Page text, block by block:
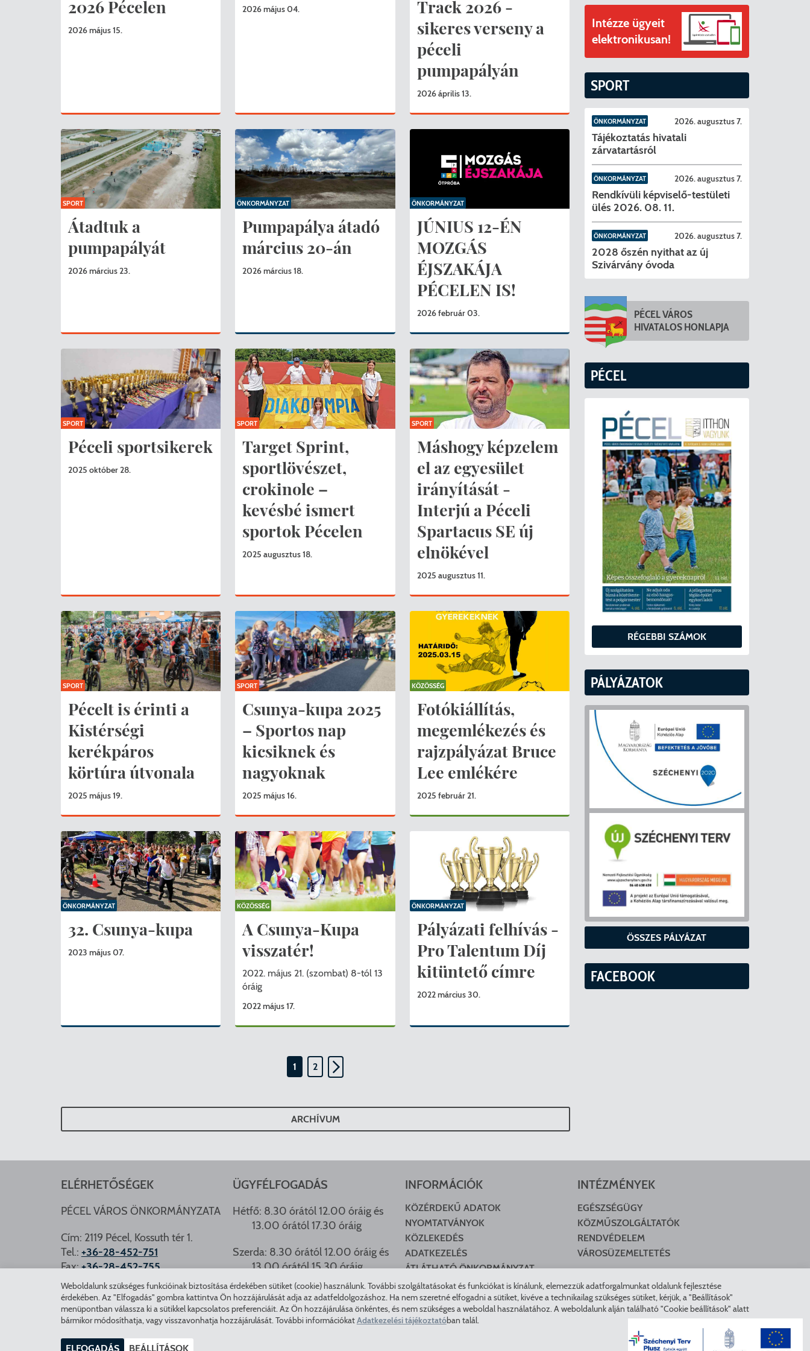
Komplex csapadékvíz-elvezetés korszerűsítése Pécelen II. ütem
Pécel Város Önkormányzata 250 000 000 Ft értékű támogatást nyert az alábbi projekt vonatkozásában.
Étkezési térítési díjak
2026 Pécelen
2026 május 15.
2026 május 04.
Track 2026 -
sikeres verseny a
péceli
pumpapályán
2026 április 13.
Átadtuk a
pumpapályát
2026 március 23.
SPORT
Pumpapálya átadó
március 20-án
2026 március 18.
ÖNKORMÁNYZAT
JÚNIUS 12-ÉN
MOZGÁS
ÉJSZAKÁJA
PÉCELEN IS!
2026 február 03.
ÖNKORMÁNYZAT
Péceli sportsikerek
2025 október 28.
SPORT
Target Sprint,
sportlövészet,
crokinole –
kevésbé ismert
sportok Pécelen
2025 augusztus 18.
SPORT
Máshogy képzelem
el az egyesület
irányítását -
Interjú a Péceli
Spartacus SE új
elnökével
2025 augusztus 11.
SPORT
Pécelt is érinti a
Kistérségi
kerékpáros
körtúra útvonala
2025 május 19.
SPORT
Csunya-kupa 2025
– Sportos nap
kicsiknek és
nagyoknak
2025 május 16.
SPORT
Fotókiállítás,
megemlékezés és
rajzpályázat Bruce
Lee emlékére
2025 február 21.
KÖZÖSSÉG
32. Csunya-kupa
2023 május 07.
ÖNKORMÁNYZAT
A Csunya-Kupa
visszatér!
2022. május 21. (szombat) 8-tól 13
óráig
2022 május 17.
KÖZÖSSÉG
Pályázati felhívás -
Pro Talentum Díj
kitüntető címre
2022 március 30.
ÖNKORMÁNYZAT
1 2
ARCHÍVUM
Intézze ügyeit
elektronikusan!
SPORT
ÖNKORMÁNYZAT 2026. augusztus 7.
Tájékoztatás hivatali
zárvatartásról
ÖNKORMÁNYZAT 2026. augusztus 7.
Rendkívüli képviselő-testületi
ülés 2026. 08. 11.
ÖNKORMÁNYZAT 2026. augusztus 7.
2028 őszén nyithat az új
Szivárvány óvoda
PÉCEL VÁROS
HIVATALOS HONLAPJA
PÉCEL
RÉGEBBI SZÁMOK
PÁLYÁZATOK
ÖSSZES PÁLYÁZAT
FACEBOOK
ELÉRHETŐSÉGEK
PÉCEL VÁROS ÖNKORMÁNYZATA
Cím: 2119 Pécel, Kossuth tér 1.
Tel.: +36-28-452-751
Fax:+36-28-452-755
e-mail:
hivatal@pecel.hu
Weboldallal kapcsolatos észrevételek:
weboldal@pecel.hu
ÜGYFÉLFOGADÁS
Hétfő: 8.30 órától 12.00 óráig és
13.00 órától 17.30 óráig
Szerda: 8.30 órától 12.00 óráig és
13.00 órától 15.30 óráig
PÉCEL.HU ARCHÍVUM
INFORMÁCIÓK
KÖZÉRDEKŰ ADATOK
NYOMTATVÁNYOK
KÖZLEKEDÉS
ADATKEZELÉS
ÁTLÁTHATÓ ÖNKORMÁNYZAT
COOKIE BEÁLLÍTÁSOK
INTÉZMÉNYEK
EGÉSZSÉGÜGY
KÖZMŰSZOLGÁLTATÓK
RENDVÉDELEM
VÁROSÜZEMELTETÉS
KERESÉS
Weboldalunk szükséges funkcióinak biztosítása érdekében sütiket (cookie) használunk. További szolgáltatásokat és funkciókat is kínálunk, elemezzük adatforgalmunkat oldalunk fejlesztése
érdekében. Az "Elfogadás" gombra kattintva Ön hozzájárulását adja az adatfeldolgozáshoz. Ha nem szeretné elfogadni a sütiket, kivéve a technikailag szükséges sütiket, kérjük, a "Beállítások"
menüpontban válassza ki a sütikkel kapcsolatos preferenciáit. Az Ön hozzájárulása önkéntes, és nem szükséges a weboldal használatához. A weboldalunk alján található "Cookie beállítások" alatt
bármikor módosíthatja, vagy visszavonhatja hozzájárulását. További információkatAdatkezelési tájékoztatóban talál.
ELFOGADÁS BEÁLLÍTÁSOK